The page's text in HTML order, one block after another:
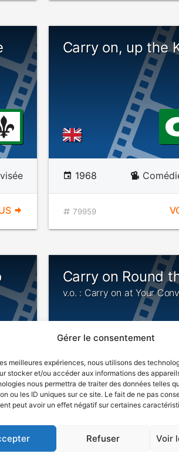
Gérer le consentement
meilleures expériences, nous utilisons des
stocker et/ou accéder aux informations des
nous permettra de traiter des données telles
ou les ID uniques sur ce site. Le fait de ne pas
peut avoir un effet négatif sur certaines
Refuser Voir
Carry on, up the
1968
79959
Carry on Round
v.o. : Carry on at Your
1971
7230